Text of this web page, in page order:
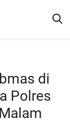
di
Polres